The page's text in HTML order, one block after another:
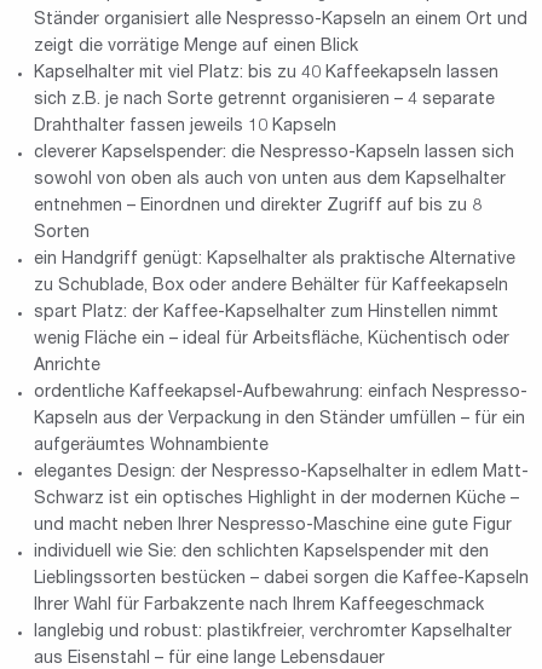
Ständer organisiert alle Nespresso-Kapseln an einem Ort und
zeigt die vorrätige Menge auf einen Blick
Kapselhalter mit viel Platz: bis zu 40 Kaffeekapseln lassen
sich z.B. je nach Sorte getrennt organisieren – 4 separate
Drahthalter fassen jeweils 10 Kapseln
cleverer Kapselspender: die Nespresso-Kapseln lassen sich
sowohl von oben als auch von unten aus dem Kapselhalter
entnehmen – Einordnen und direkter Zugriff auf bis zu 8
Sorten
ein Handgriff genügt: Kapselhalter als praktische Alternative
zu Schublade, Box oder andere Behälter für Kaffeekapseln
spart Platz: der Kaffee-Kapselhalter zum Hinstellen nimmt
wenig Fläche ein – ideal für Arbeitsfläche, Küchentisch oder
Anrichte
ordentliche Kaffeekapsel-Aufbewahrung: einfach Nespresso-
Kapseln aus der Verpackung in den Ständer umfüllen – für ein
aufgeräumtes Wohnambiente
elegantes Design: der Nespresso-Kapselhalter in edlem Matt-
Schwarz ist ein optisches Highlight in der modernen Küche –
und macht neben Ihrer Nespresso-Maschine eine gute Figur
individuell wie Sie: den schlichten Kapselspender mit den
Lieblingssorten bestücken – dabei sorgen die Kaffee-Kapseln
Ihrer Wahl für Farbakzente nach Ihrem Kaffeegeschmack
langlebig und robust: plastikfreier, verchromter Kapselhalter
aus Eisenstahl – für eine lange Lebensdauer